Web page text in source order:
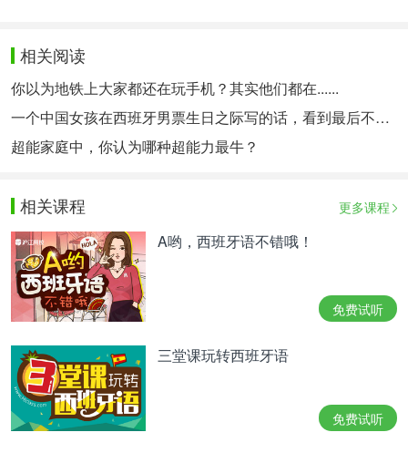
El género gramatical de un idioma está lejos de ser
trivial, especialmente si reconocemos el impacto del
lenguaje en nuestra cotidianidad, así como en la
forma en la que percibimos el mundo.
语言的语法性别并非微不足道，特别是如果我们能认
识到语言对我们日常生活以及我们感知世界的方式具
Si la distinción entre masculino y femenino es parte
de la cotidianidad de los hispanohablantes (y muy
extraña para los angoparlantes), haríamos bien en
recordar que cada idioma tiene su propio enfoque
peculiar de género.
如果阳性和阴性之间的区别是讲西班牙语的人日常生
常指英语——的人来说很奇怪），我们最好记住每种
语言都有自己独特的性别表示方法。
接下来，小编给大家总结了一些规律作为参考, 帮助
相关阅读
你以为地铁上大家都还在玩手机？其实他们都在......
一个中国女孩在西班牙男票生日之际写的话，看到最后不禁落泪
超能家庭中，你认为哪种超能力最牛？
相关课程 更多课程
A哟，西班牙语不错哦！
免费试听
三堂课玩转西班牙语
免费试听